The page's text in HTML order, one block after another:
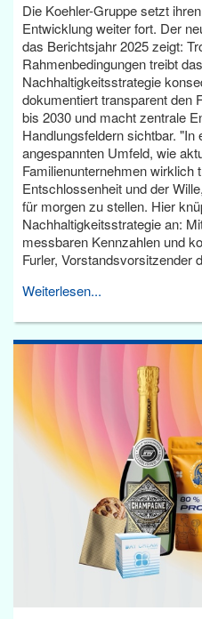
Die Koehler-Gruppe setzt
Entwicklung weiter fort. Der
das Berichtsjahr 2025 zeigt:
Rahmenbedingungen treibt
Nachhaltigkeitsstrategie
dokumentiert transparent den
bis 2030 und macht zentrale
Handlungsfeldern sichtbar.
angespannten Umfeld, wie
Familienunternehmen wirklich
Entschlossenheit und der
für morgen zu stellen. Hier
Nachhaltigkeitsstrategie an:
messbaren Kennzahlen und
Furler, Vorstandsvorsitzender
Weiterlesen...